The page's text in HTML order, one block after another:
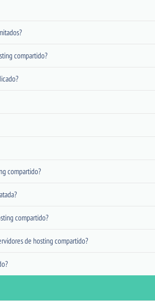
compartido?
compartido?
compartido?
de hosting compartido?